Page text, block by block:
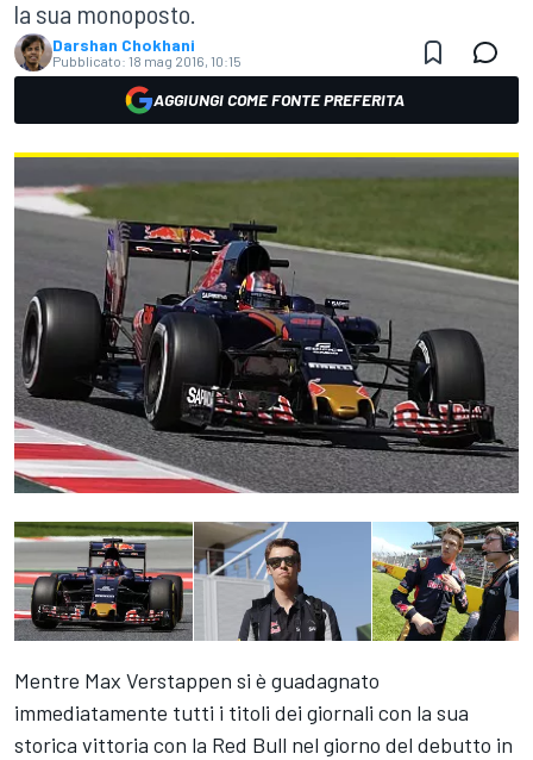
la sua monoposto.
Darshan Chokhani
Pubblicato: 18 mag 2016, 10:15
AGGIUNGI COME FONTE PREFERITA
Mentre Max Verstappen si è guadagnato
immediatamente tutti i titoli dei giornali con la sua
storica vittoria con la Red Bull nel giorno del debutto in